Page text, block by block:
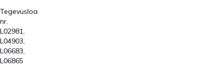
Tegevusloa
nr.
L02981,
L04903,
L06683,
L06865
2026